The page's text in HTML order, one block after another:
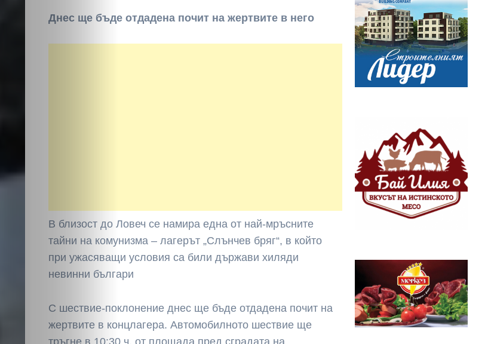
Днес ще бъде отдадена почит на жертвите в него
В близост до Ловеч се намира една от най-мръсните
тайни на комунизма – лагерът „Слънчев бряг“, в който
при ужасяващи условия са били държави хиляди
невинни българи
С шествие-поклонение днес ще бъде отдадена почит на
жертвите в концлагера. Автомобилното шествие ще
тръгне в 10:30 ч. от площада пред сградата на